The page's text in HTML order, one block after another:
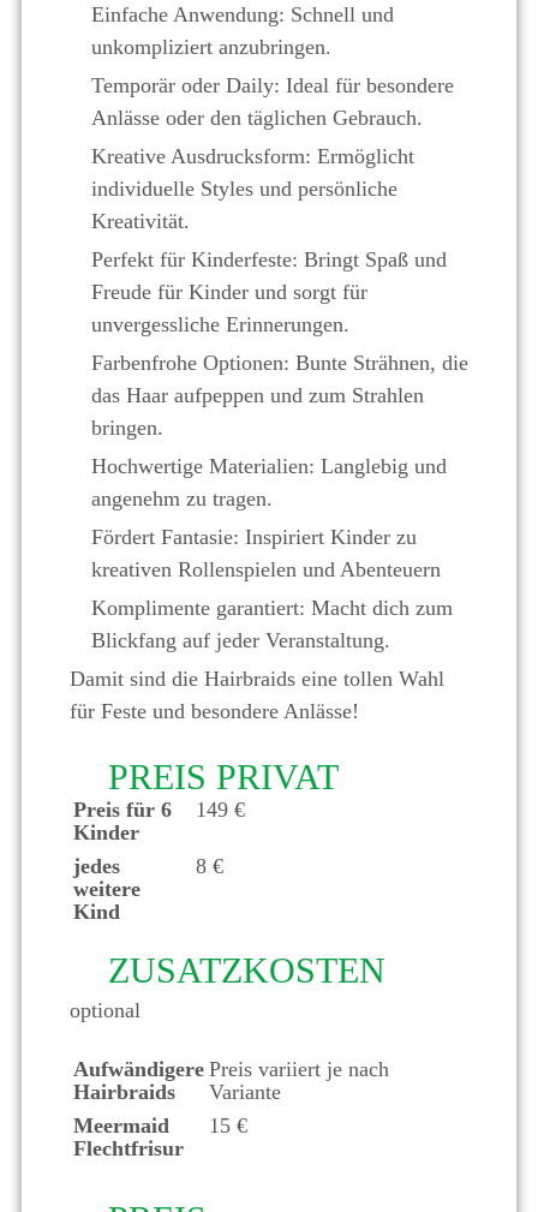
Einfache Anwendung: Schnell und
unkompliziert anzubringen.
Temporär oder Daily: Ideal für besondere
Anlässe oder den täglichen Gebrauch.
Kreative Ausdrucksform: Ermöglicht
individuelle Styles und persönliche
Kreativität.
Perfekt für Kinderfeste: Bringt Spaß und
Freude für Kinder und sorgt für
unvergessliche Erinnerungen.
Farbenfrohe Optionen: Bunte Strähnen, die
das Haar aufpeppen und zum Strahlen
bringen.
Hochwertige Materialien: Langlebig und
angenehm zu tragen.
Fördert Fantasie: Inspiriert Kinder zu
kreativen Rollenspielen und Abenteuern
Komplimente garantiert: Macht dich zum
Blickfang auf jeder Veranstaltung.
Damit sind die Hairbraids eine tollen Wahl
für Feste und besondere Anlässe!
PREIS PRIVAT
Preis für 6
Kinder
149 €
jedes
weitere
Kind
8 €
ZUSATZKOSTEN
optional
Aufwändigere
Hairbraids
Preis variiert je nach
Variante
Meermaid
Flechtfrisur
15 €